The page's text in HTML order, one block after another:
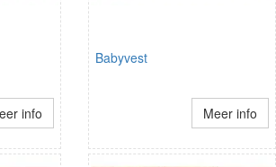
info
Babyvest
Meer info